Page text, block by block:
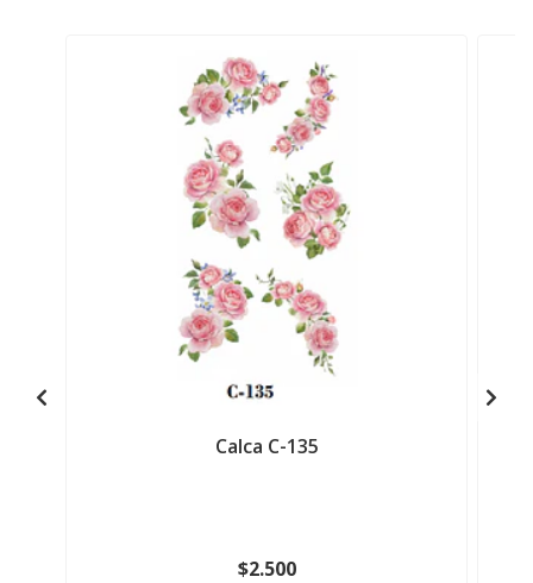
Calca C-135
$2.500